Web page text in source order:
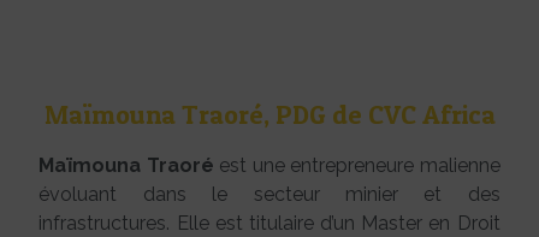
Maïmouna Traoré, PDG de CVC Africa
Maïmouna Traoré est une entrepreneure malienne
évoluant dans le secteur minier et des
infrastructures. Elle est titulaire d’un Master en Droit